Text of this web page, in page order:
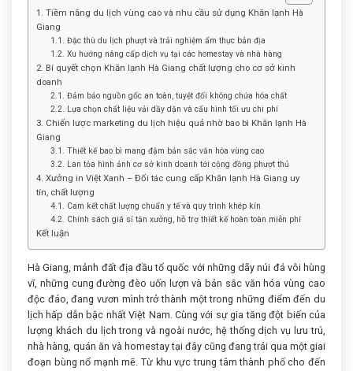
1. Tiềm năng du lịch vùng cao và nhu cầu sử dụng Khăn lạnh Hà
Giang
1.1. Đặc thù du lịch phượt và trải nghiệm ẩm thực bản địa
1.2. Xu hướng nâng cấp dịch vụ tại các homestay và nhà hàng
2. Bí quyết chọn Khăn lạnh Hà Giang chất lượng cho cơ sở kinh
doanh
2.1. Đảm bảo nguồn gốc an toàn, tuyệt đối không chứa hóa chất
2.2. Lựa chọn chất liệu vải dầy dặn và cấu hình tối ưu chi phí
3. Chiến lược marketing du lịch hiệu quả nhờ bao bì Khăn lạnh Hà
Giang
3.1. Thiết kế bao bì mang đậm bản sắc văn hóa vùng cao
3.2. Lan tỏa hình ảnh cơ sở kinh doanh tới cộng đồng phượt thủ
4. Xưởng in Việt Xanh – Đối tác cung cấp Khăn lạnh Hà Giang uy
tín, chất lượng
4.1. Cam kết chất lượng chuẩn y tế và quy trình khép kín
4.2. Chính sách giá sỉ tận xưởng, hỗ trợ thiết kế hoàn toàn miễn phí
Kết luận
Hà Giang, mảnh đất địa đầu tổ quốc với những dãy núi đá vôi hùng
vĩ, những cung đường đèo uốn lượn và bản sắc văn hóa vùng cao
độc đáo, đang vươn mình trở thành một trong những điểm đến du
lịch hấp dẫn bậc nhất Việt Nam. Cùng với sự gia tăng đột biến của
lượng khách du lịch trong và ngoài nước, hệ thống dịch vụ lưu trú,
nhà hàng, quán ăn và homestay tại đây cũng đang trải qua một giai
đoạn bùng nổ mạnh mẽ. Từ khu vực trung tâm thành phố cho đến